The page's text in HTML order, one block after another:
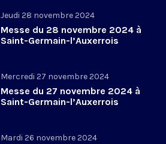
Jeudi 28 novembre 2024
Messe du 28 novembre 2024 à
Saint-Germain-l’Auxerrois
Mercredi 27 novembre 2024
Messe du 27 novembre 2024 à
Saint-Germain-l’Auxerrois
Mardi 26 novembre 2024